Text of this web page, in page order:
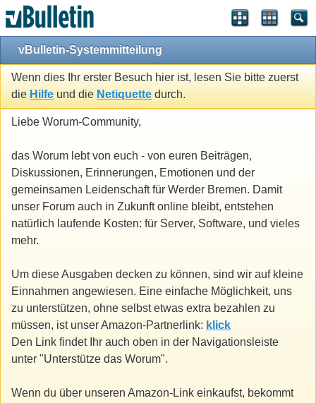
vBulletin-Systemmitteilung
Wenn dies Ihr erster Besuch hier ist, lesen Sie bitte zuerst
die Hilfe und die Netiquette durch.
Liebe Worum-Community,
das Worum lebt von euch - von euren Beiträgen,
Diskussionen, Erinnerungen, Emotionen und der
gemeinsamen Leidenschaft für Werder Bremen. Damit
unser Forum auch in Zukunft online bleibt, entstehen
natürlich laufende Kosten: für Server, Software, und vieles
mehr.
Um diese Ausgaben decken zu können, sind wir auf kleine
Einnahmen angewiesen. Eine einfache Möglichkeit, uns
zu unterstützen, ohne selbst etwas extra bezahlen zu
müssen, ist unser Amazon-Partnerlink: klick
Den Link findet Ihr auch oben in der Navigationsleiste
unter "Unterstütze das Worum".
Wenn du über unseren Amazon-Link einkaufst, bekommt